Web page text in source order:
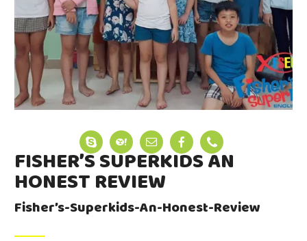
FISHER’S SUPERKIDS AN
HONEST REVIEW
Fisher’s-Superkids-An-Honest-Review